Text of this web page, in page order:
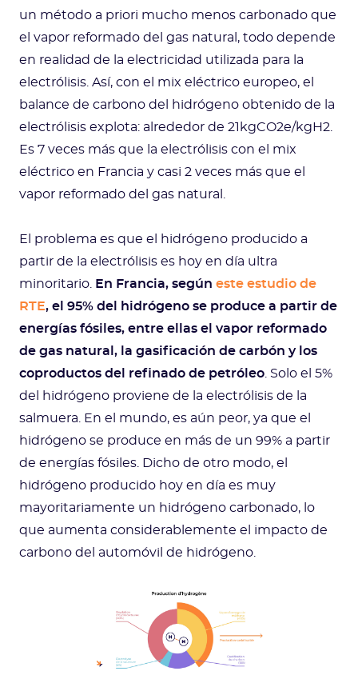
un método a priori mucho menos carbonado que
el vapor reformado del gas natural, todo depende
en realidad de la electricidad utilizada para la
electrólisis. Así, con el mix eléctrico europeo, el
balance de carbono del hidrógeno obtenido de la
electrólisis explota: alrededor de 21kgCO2e/kgH2.
Es 7 veces más que la electrólisis con el mix
eléctrico en Francia y casi 2 veces más que el
vapor reformado del gas natural.
El problema es que el hidrógeno producido a
partir de la electrólisis es hoy en día ultra
minoritario.
En Francia, según este estudio de
RTE, el 95% del hidrógeno se produce a partir de
energías fósiles, entre ellas el vapor reformado
de gas natural, la gasificación de carbón y los
coproductos del refinado de petróleo . Solo el 5%
del hidrógeno proviene de la electrólisis de la
salmuera. En el mundo, es aún peor, ya que el
hidrógeno se produce en más de un 99% a partir
de energías fósiles. Dicho de otro modo, el
hidrógeno producido hoy en día es muy
mayoritariamente un hidrógeno carbonado, lo
que aumenta considerablemente el impacto de
carbono del automóvil de hidrógeno.